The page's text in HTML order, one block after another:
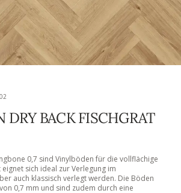
DRY BACK FISCHGRAT
0,7 sind Vinylböden für die vollflächige
sich ideal zur Verlegung im
auch klassisch verlegt werden. Die Böden
0,7 mm und sind zudem durch eine